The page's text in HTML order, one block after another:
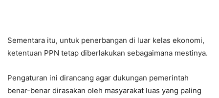
Sementara itu, untuk penerbangan di luar kelas ekonomi,
ketentuan PPN tetap diberlakukan sebagaimana mestinya.
Pengaturan ini dirancang agar dukungan pemerintah
benar-benar dirasakan oleh masyarakat luas yang paling